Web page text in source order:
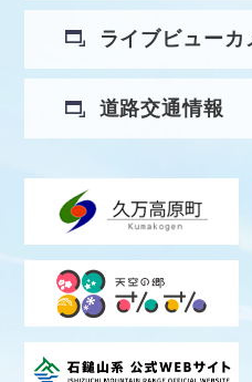
ライブビューカ
道路交通情報